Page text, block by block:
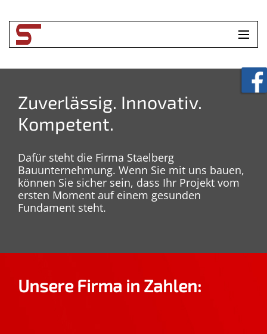
LEISTUNGEN
TOOLBOX
KONTAKT
Zuverlässig. Innovativ.
Kompetent.
Dafür steht die Firma Staelberg
Bauunternehmung. Wenn Sie mit uns bauen,
können Sie sicher sein, dass Ihr Projekt vom
ersten Moment auf einem gesunden
Fundament steht.
Unsere Firma in Zahlen: